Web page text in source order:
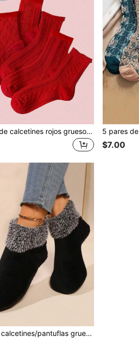
5 pares de calcetines rojos gruesos de media pantorrilla para mujer, calcetines rojos de media pantorrilla de moda para hombre, adecuados para otoño/invierno, bodas, parejas, regalo de Navidad y Año Nuevo
$7.00
1 par de calcetines/pantuflas gruesos, cálidos, impermeables y antideslizantes de color negro y esponjosos para mujer, para otoño/invierno